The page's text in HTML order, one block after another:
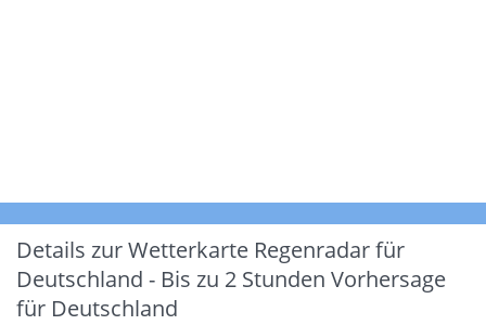
Details zur Wetterkarte Regenradar für
Deutschland - Bis zu 2 Stunden Vorhersage
für Deutschland